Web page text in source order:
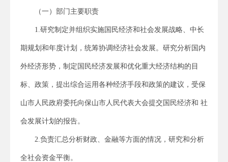
（一）部门主要职责
1.研究制定并组织实施国民经济和社会发展战略、中长
期规划和年度计划，统筹协调经济社会发展。研究分析国内
外经济形势，制定国民经济发展和优化重大经济结构的目
标、政策，提出综合运用各种经济手段和政策的建议，受保
山市人民政府委托向保山市人民代表大会提交国民经济和 社
会发展计划的报告。
2.负责汇总分析财政、金融等方面的情况，研究和分析
全社会资金平衡。